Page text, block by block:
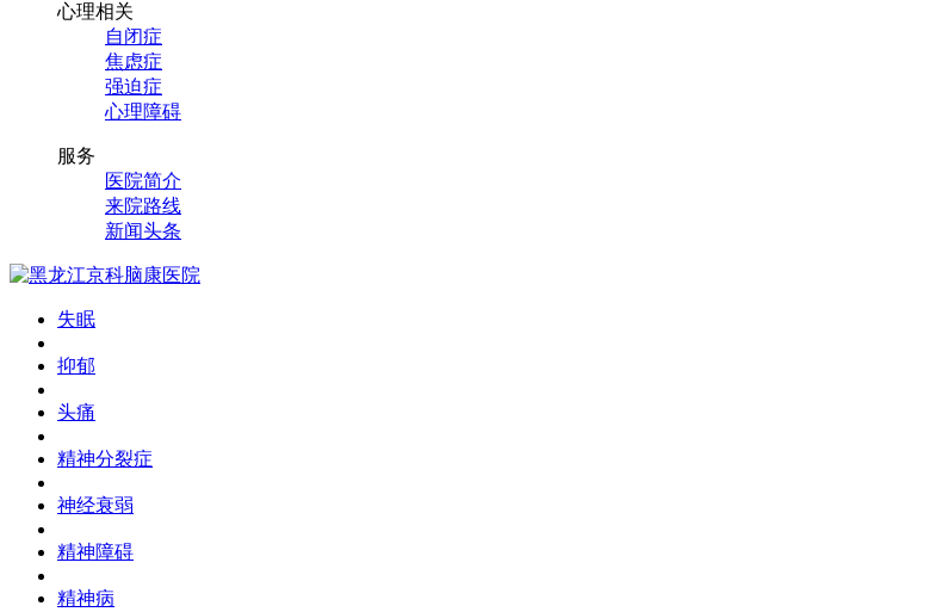
心理相关
自闭症
焦虑症
强迫症
心理障碍
服务
医院简介
来院路线
新闻头条
失眠
抑郁
头痛
精神分裂症
神经衰弱
精神障碍
精神病